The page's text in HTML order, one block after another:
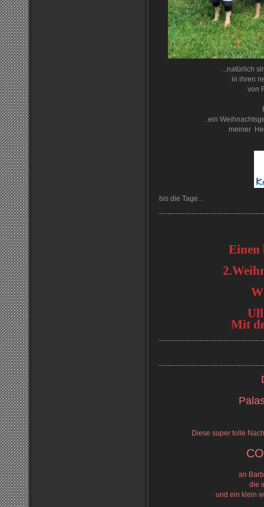
...natürlich
in ihren
von
..ein
meiner
bis die Tage...
Einen
Mit
Diese super tolle
an
die
und ein klein